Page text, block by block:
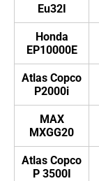
Eu32I
Honda
EP10000E
Atlas Copco
P2000i
MAX
MXGG20
Atlas Copco
P 3500I